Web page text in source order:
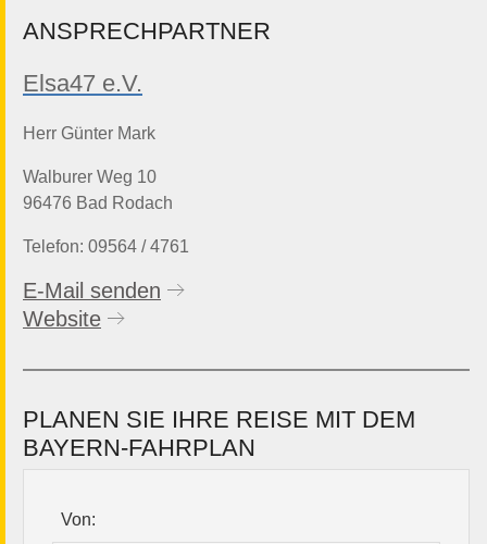
ANSPRECHPARTNER
Elsa47 e.V.
Herr Günter Mark
Walburer Weg 10
96476 Bad Rodach
Telefon: 09564 / 4761
E-Mail senden
Website
PLANEN SIE IHRE REISE MIT DEM
BAYERN-FAHRPLAN
Von: